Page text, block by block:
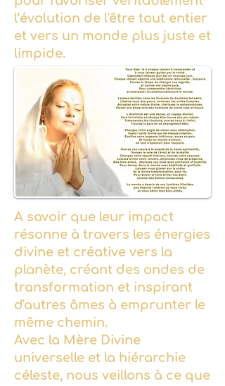
l’évolution de l'être tout entier
et vers un monde plus juste et
limpide.
A savoir que leur impact
résonne à travers les énergies
divine et créative vers la
planète, créant des ondes de
transformation et inspirant
d'autres âmes à emprunter le
même chemin.
Avec la Mère Divine
universelle et la hiérarchie
céleste, nous veillons à ce que